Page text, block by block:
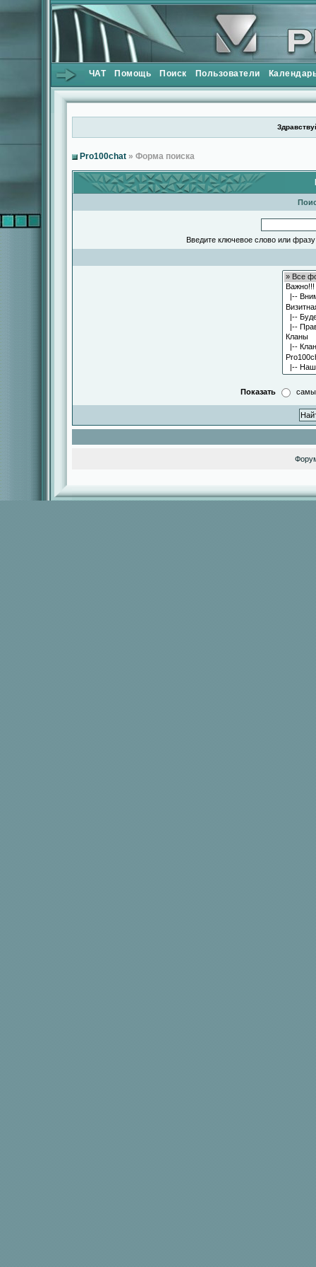
ЧАТ Помощь Поиск Пользователи
Pro100chat » Форма поиска
Введите ключевое слово или
Показать